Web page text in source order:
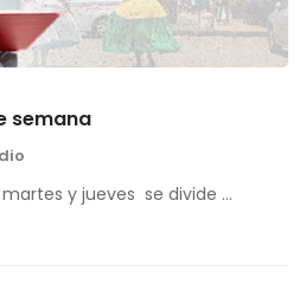
semana
y jueves se divide …